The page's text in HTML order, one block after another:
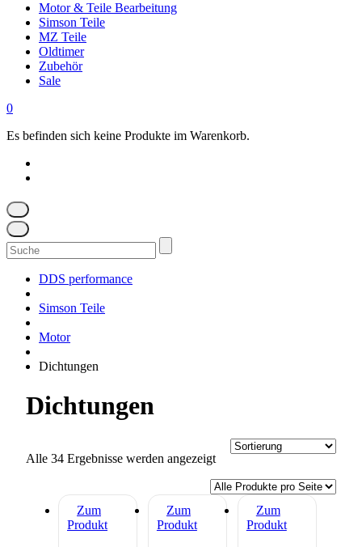
Motor & Teile Bearbeitung
Simson Teile
MZ Teile
Oldtimer
Zubehör
Sale
0
Es befinden sich keine Produkte im Warenkorb.
Suchen
nach:
DDS performance
Simson Teile
Motor
Dichtungen
Dichtungen
Alle 34 Ergebnisse werden angezeigt
Zum
Produkt
Zum
Produkt
Zum
Produkt